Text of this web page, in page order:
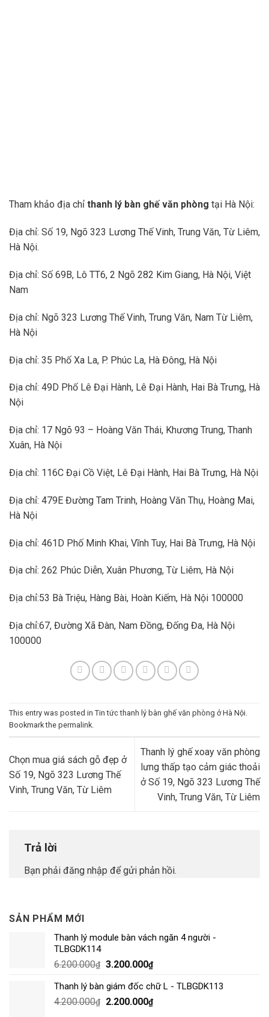
SẢN PHẨM MỚI
Thanh lý module bàn vách ngăn 4 người -
TLBGDK114
6.200.000₫ 3.200.000₫
Thanh lý bàn giám đốc chữ L - TLBGDK113
4.200.000₫ 2.200.000₫
Tham khảo địa chỉ thanh lý bàn ghế văn phòng tại Hà Nội:
Địa chỉ: Số 19, Ngõ 323 Lương Thế Vinh, Trung Văn, Từ Liêm,
Hà Nội.
Địa chỉ: Số 69B, Lô TT6, 2 Ngõ 282 Kim Giang, Hà Nội, Việt
Nam
Địa chỉ: Ngõ 323 Lương Thế Vinh, Trung Văn, Nam Từ Liêm,
Hà Nội
Địa chỉ: 35 Phố Xa La, P. Phúc La, Hà Đông, Hà Nội
Địa chỉ: 49D Phố Lê Đại Hành, Lê Đại Hành, Hai Bà Trưng, Hà
Nội
Địa chỉ: 17 Ngõ 93 – Hoàng Văn Thái, Khương Trung, Thanh
Xuân, Hà Nội
Địa chỉ: 116C Đại Cồ Việt, Lê Đại Hành, Hai Bà Trưng, Hà Nội
Địa chỉ: 479E Đường Tam Trinh, Hoàng Văn Thụ, Hoàng Mai,
Hà Nội
Địa chỉ: 461D Phố Minh Khai, Vĩnh Tuy, Hai Bà Trưng, Hà Nội
Địa chỉ: 262 Phúc Diễn, Xuân Phương, Từ Liêm, Hà Nội
Địa chỉ:53 Bà Triệu, Hàng Bài, Hoàn Kiếm, Hà Nội 100000
Địa chỉ:67, Đường Xã Đàn, Nam Đồng, Đống Đa, Hà Nội
100000
This entry was posted in Tin tức thanh lý bàn ghế văn phòng ở Hà Nội.
Bookmark the permalink.
Chọn mua giá sách gỗ đẹp ở
Số 19, Ngõ 323 Lương Thế
Vinh, Trung Văn, Từ Liêm
Thanh lý ghế xoay văn phòng
lưng thấp tạo cảm giác thoải
ở Số 19, Ngõ 323 Lương Thế
Vinh, Trung Văn, Từ Liêm
Trả lời
Bạn phải đăng nhập để gửi phản hồi.